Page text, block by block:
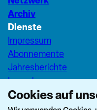
Archiv
Dienste
Impressum
Abonnemente
Jahresberichte
Inserate
Pfarreiseiten Stadt
Dashboard Forum+
Cookies auf